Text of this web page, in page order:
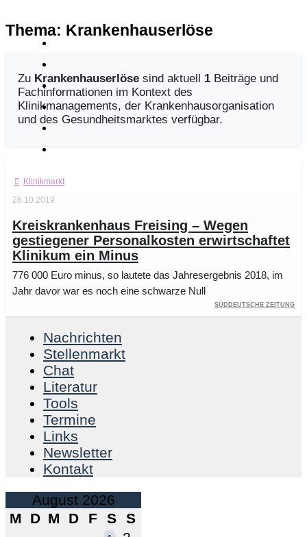
Thema: Krankenhauserlöse
Zu Krankenhauserlöse sind aktuell 1 Beiträge und
Fachinformationen im Kontext des
Klinikmanagements, der Krankenhausorganisation
und des Gesundheitsmarktes verfügbar.
Klinikmarkt
28.10.2019
Kreiskrankenhaus Freising – Wegen
gestiegener Personalkosten erwirtschaftet
Klinikum ein Minus
776 000 Euro minus, so lautete das Jahresergebnis 2018, im
Jahr davor war es noch eine schwarze Null
Süddeutsche Zeitung
Nachrichten
Stellenmarkt
Chat
Literatur
Tools
Termine
Links
Newsletter
Kontakt
August 2026
M
D M D F S S